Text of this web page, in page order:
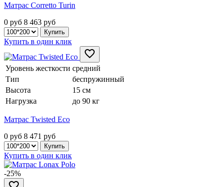
Матрас Corretto Turin
0 руб 8 463 руб
Купить в один клик
Уровень жесткости средний
Тип
беспружинный
Высота
15 см
Нагрузка
до 90 кг
Матрас Twisted Eco
0 руб 8 471 руб
Купить в один клик
-25%